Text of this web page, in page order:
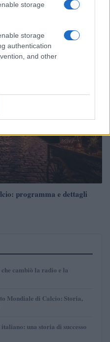
storage
storage
authentication
and other
a vivere: calcio, storia e
programma e dettagli
cambiò la radio e la
Mondiale di Calcio: Storia,
una storia di successo